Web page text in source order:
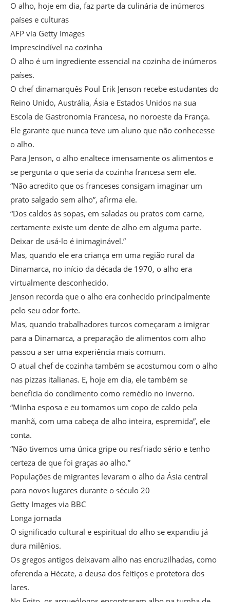
O alho, hoje em dia, faz parte da culinária de inúmeros
países e culturas
AFP via Getty Images
Imprescindível na cozinha
O alho é um ingrediente essencial na cozinha de inúmeros
países.
O chef dinamarquês Poul Erik Jenson recebe estudantes do
Reino Unido, Austrália, Ásia e Estados Unidos na sua
Escola de Gastronomia Francesa, no noroeste da França.
Ele garante que nunca teve um aluno que não conhecesse
o alho.
Para Jenson, o alho enaltece imensamente os alimentos e
se pergunta o que seria da cozinha francesa sem ele.
“Não acredito que os franceses consigam imaginar um
prato salgado sem alho”, afirma ele.
“Dos caldos às sopas, em saladas ou pratos com carne,
certamente existe um dente de alho em alguma parte.
Deixar de usá-lo é inimaginável.”
Mas, quando ele era criança em uma região rural da
Dinamarca, no início da década de 1970, o alho era
virtualmente desconhecido.
Jenson recorda que o alho era conhecido principalmente
pelo seu odor forte.
Mas, quando trabalhadores turcos começaram a imigrar
para a Dinamarca, a preparação de alimentos com alho
passou a ser uma experiência mais comum.
O atual chef de cozinha também se acostumou com o alho
nas pizzas italianas. E, hoje em dia, ele também se
beneficia do condimento como remédio no inverno.
“Minha esposa e eu tomamos um copo de caldo pela
manhã, com uma cabeça de alho inteira, espremida”, ele
conta.
“Não tivemos uma única gripe ou resfriado sério e tenho
certeza de que foi graças ao alho.”
Populações de migrantes levaram o alho da Ásia central
para novos lugares durante o século 20
Getty Images via BBC
Longa jornada
O significado cultural e espiritual do alho se expandiu já
dura milênios.
Os gregos antigos deixavam alho nas encruzilhadas, como
oferenda a Hécate, a deusa dos feitiços e protetora dos
lares.